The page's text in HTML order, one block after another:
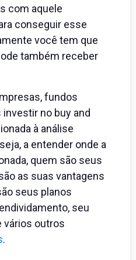
com aquele
conseguir esse
você tem que
também receber
fundos
no buy and
à análise
a entender onde a
quem são seus
as suas vantagens
seus planos
seu
vários outros
.